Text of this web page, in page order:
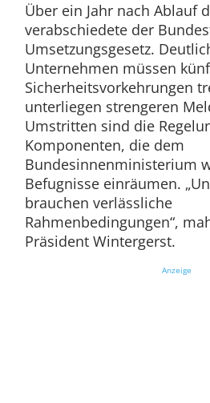
Über ein Jahr nach Ablauf
verabschiedete der
Umsetzungsgesetz.
Unternehmen müssen
Sicherheitsvorkehrungen
unterliegen strengeren
Umstritten sind die
Komponenten, die dem
Bundesinnenministerium
Befugnisse einräumen.
brauchen verlässliche
Rahmenbedingungen“,
Präsident Wintergerst.
Anzeige